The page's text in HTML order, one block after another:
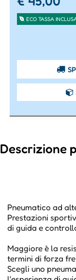
ECO TASSA
Descrizione
Pneumatico ad
Prestazioni
di guida e
Maggiore è la
termini di forza
Scegli uno